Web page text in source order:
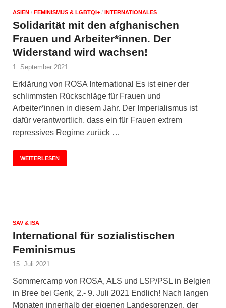
ASIEN / FEMINISMUS & LGBTQI+ / INTERNATIONALES
Solidarität mit den afghanischen
Frauen und Arbeiter*innen. Der
Widerstand wird wachsen!
1. September 2021
Erklärung von ROSA International Es ist einer der
schlimmsten Rückschläge für Frauen und
Arbeiter*innen in diesem Jahr. Der Imperialismus ist
dafür verantwortlich, dass ein für Frauen extrem
repressives Regime zurück …
WEITERLESEN
SAV & ISA
International für sozialistischen
Feminismus
15. Juli 2021
Sommercamp von ROSA, ALS und LSP/PSL in Belgien
in Bree bei Genk, 2.- 9. Juli 2021 Endlich! Nach langen
Monaten innerhalb der eigenen Landesgrenzen, der